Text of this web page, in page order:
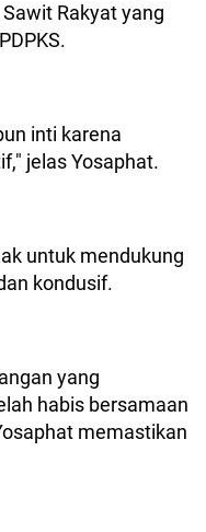
Rakyat yang
inti karena
jelas Yosaphat.
untuk mendukung
kondusif.
yang
habis bersamaan
memastikan